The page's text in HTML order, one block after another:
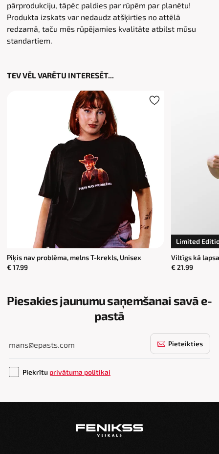
pārprodukciju, tāpēc paldies par rūpēm par planētu!
Produkta izskats var nedaudz atšķirties no attēlā
redzamā, taču mēs rūpējamies kvalitāte atbilst mūsu
standartiem.
TEV VĒL VARĒTU INTERESĒT...
Piķis nav problēma, melns T-krekls, Unisex
€ 17.99
Limited
Viltīgs kā
€ 21.99
Piesakies jaunumu saņemšanai savā e-
pastā
Pieteikties
Piekrītu privātuma politikai